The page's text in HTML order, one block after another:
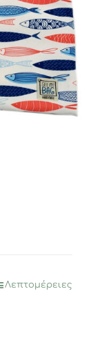
Λεπτομέρειες